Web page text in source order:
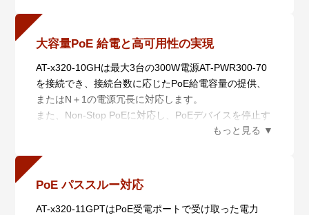
シングルノードリカバリー）。
AMF Plusマスターの分散配置と統合管理により、大規
模ネットワークに対応します。
さらに、AMF PlusとAT-Vista Manager EXと連携させ
ることにより収集・分析されたネットワーク全体の情
報を俯瞰的に可視化し、ネットワーク管理者の意図に
への給電も可能とします。
さらに、PoEパススルーに対応したAT-x320-11GPTと
組み合わせて使用することで、電源ケーブルレスのエ
ッジ・スイッチソリューションを実現します。
※ 1 IEEE 802.3bt は、AC 電源× 1 個使用時のみサポ
ートです。なお、AC 電源を複数個使用した場合の機
器の使用およびPoE 給電自体は正常に動作することを
大容量PoE 給電と高可用性の実現
AT-x320-10GHは最大3台の300W電源AT-PWR300-70
を接続でき、接続台数に応じたPoE給電容量の提供、
またはN＋1の電源冗長に対応します。
また、Non-Stop PoEに対応し、PoEデバイスを停止す
ることなくスイッチを再起動できるため、PoEデバイ
PoE パススルー対応
AT-x320-11GPTはPoE受電ポートで受け取った電力